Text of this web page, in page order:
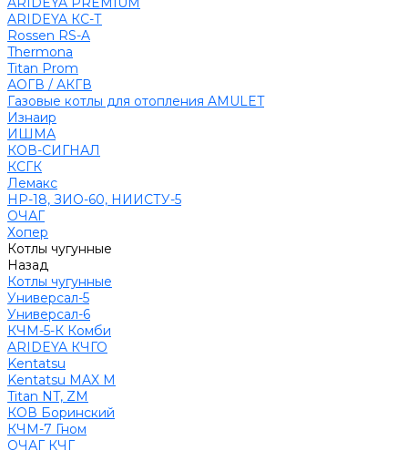
ARIDEYA КС-Т
Rossen RS-A
Thermona
Titan Prom
АОГВ / АКГВ
Газовые котлы для отопления AMULET
Изнаир
ИШМА
КОВ-СИГНАЛ
КСГК
Лемакс
НР-18, ЗИО-60, НИИСТУ-5
ОЧАГ
Хопер
Котлы чугунные
Назад
Котлы чугунные
Универсал-5
Универсал-6
КЧМ-5-К Комби
ARIDEYA КЧГО
Kentatsu
Kentatsu MAX M
Titan NT, ZM
КОВ Боринский
КЧМ-7 Гном
ОЧАГ КЧГ